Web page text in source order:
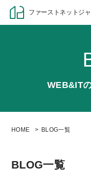
ファーストネットジ
WEB&IT
HOME BLOG一覧
BLOG一覧